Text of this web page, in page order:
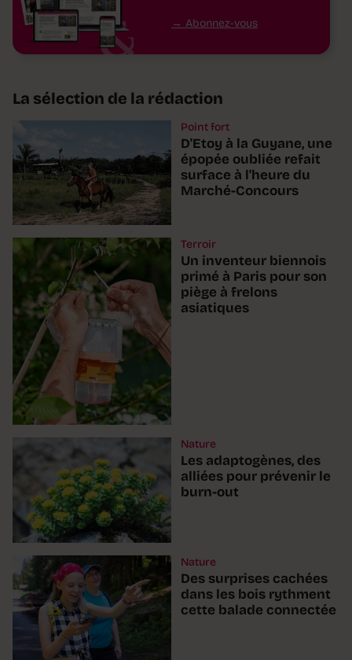
Abonnez-vous
La sélection de la rédaction
Point fort
D'Etoy à la Guyane, une
épopée oubliée refait
surface à l'heure du
Marché-Concours
Terroir
Un inventeur biennois
primé à Paris pour son
piège à frelons
asiatiques
Nature
Les adaptogènes, des
alliées pour prévenir le
burn-out
Nature
Des surprises cachées
dans les bois rythment
cette balade connectée